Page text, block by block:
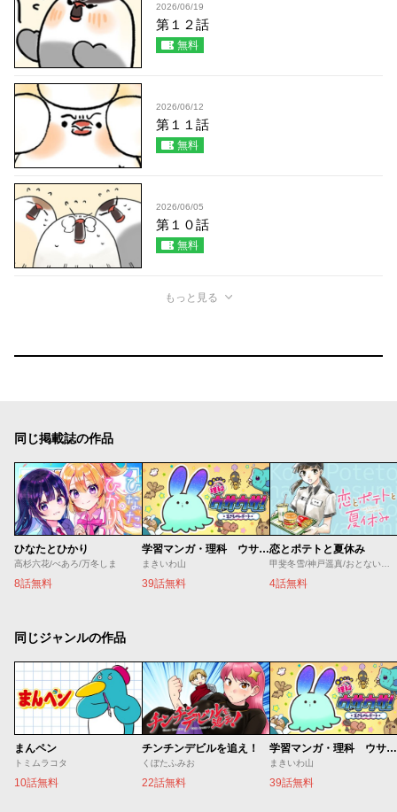
2026/06/19
第１２話
無料
2026/06/12
第１１話
無料
2026/06/05
第１０話
無料
もっと見る
同じ掲載誌の作品
ひなたとひかり
高杉六花/べあろ/万冬しま
8話無料
学習マンガ・理科 ウサウサ！
まきいわ山
39話無料
恋とポテトと夏休み
4話無料
同じジャンルの作品
まんペン
トミムラコタ
10話無料
チンチンデビルを追え！
くぼたふみお
22話無料
学習マンガ・理科 ウサウサ！
まきいわ山
39話無料